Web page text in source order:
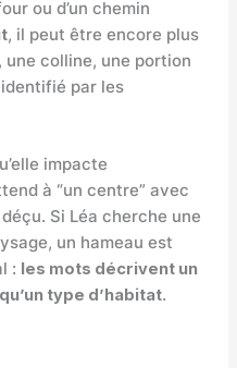
ou d’un chemin
, il peut être encore plus
une colline, une portion
par les
impacte
à “un centre” avec
Si Léa cherche une
un hameau est
: les mots décrivent un
type d’habitat.